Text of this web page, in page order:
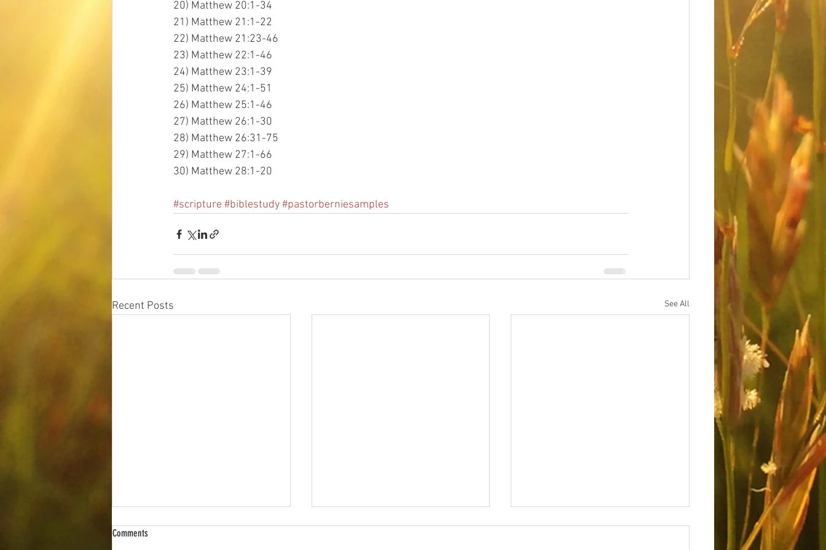
20) Matthew 20:1-34
21) Matthew 21:1-22
22) Matthew 21:23-46
23) Matthew 22:1-46
24) Matthew 23:1-39
25) Matthew 24:1-51
26) Matthew 25:1-46
27) Matthew 26:1-30
28) Matthew 26:31-75
29) Matthew 27:1-66
30) Matthew 28:1-20
#scripture #biblestudy#pastorberniesamples
Recent Posts See All
Comments